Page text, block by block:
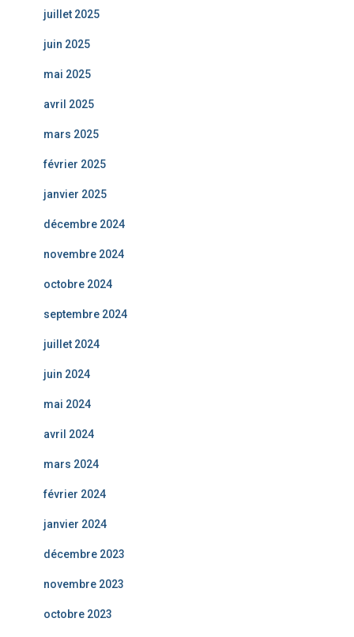
juillet 2025
juin 2025
mai 2025
avril 2025
mars 2025
février 2025
janvier 2025
décembre 2024
novembre 2024
octobre 2024
septembre 2024
juillet 2024
juin 2024
mai 2024
avril 2024
mars 2024
février 2024
janvier 2024
décembre 2023
novembre 2023
octobre 2023